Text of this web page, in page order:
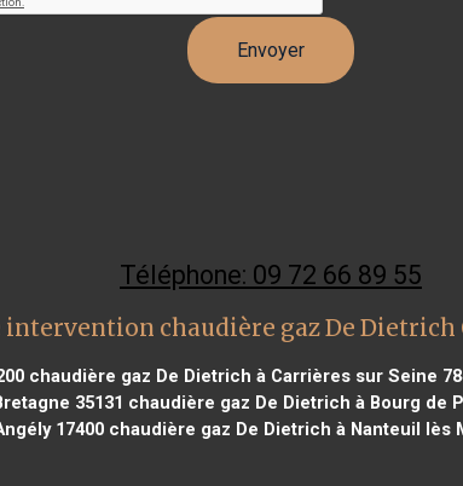
Téléphone: 09 72 66 89 55
intervention chaudière gaz De Dietrich
chaudière gaz De Dietrich à Carrières sur Seine
35131 chaudière gaz De Dietrich à Bourg de
17400chaudière gaz De Dietrich à Nanteuil lès